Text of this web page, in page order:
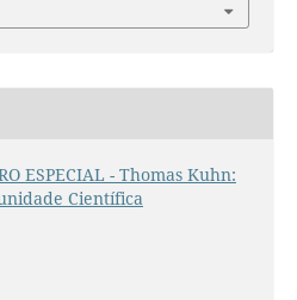
ESPECIAL - Thomas Kuhn:
Científica